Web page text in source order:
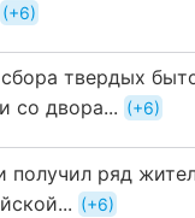
+6
твердых
со двора...
+6
получил ряд
+6